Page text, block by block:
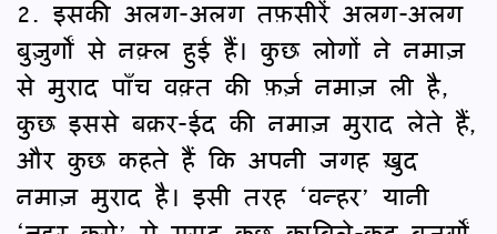
2. इसकी अलग-अलग तफ़सीरें अलग-अलग
बुज़ुर्गों से नक़्ल हुई हैं। कुछ लोगों ने नमाज़
से मुराद पाँच वक़्त की फ़र्ज़ नमाज़ ली है,
कुछ इससे बक़र-ईद की नमाज़ मुराद लेते हैं,
और कुछ कहते हैं कि अपनी जगह ख़ुद
नमाज़ मुराद है। इसी तरह ‘वन्हर’ यानी